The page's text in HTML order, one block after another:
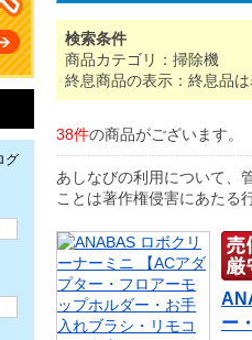
グ
検索条件
商品カテゴリ：掃除機
終息商品の表示：終息品
38件の商品がございます。
あしなびの利用について、
ことは著作権侵害にあたる
ー